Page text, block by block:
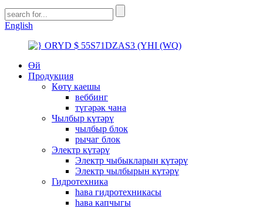
English
Өй
Продукция
Көтү каешы
веббинг
түгәрәк чана
Чылбыр күтәрү
чылбыр блок
рычаг блок
Электр күтәрү
Электр чыбыкларын күтәрү
Электр чылбырын күтәрү
Гидротехника
һава гидротехникасы
һава капчыгы